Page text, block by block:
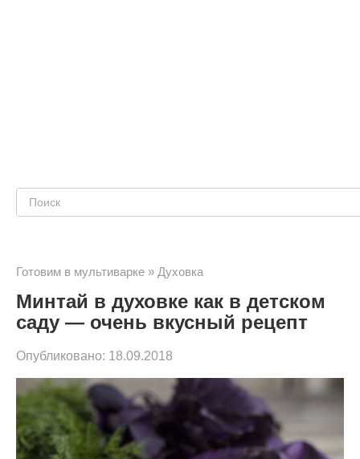
Поиск:
Готовим в мультиварке » Духовка
Минтай в духовке как в детском
саду — очень вкусный рецепт
Опубликовано: 18.09.2018